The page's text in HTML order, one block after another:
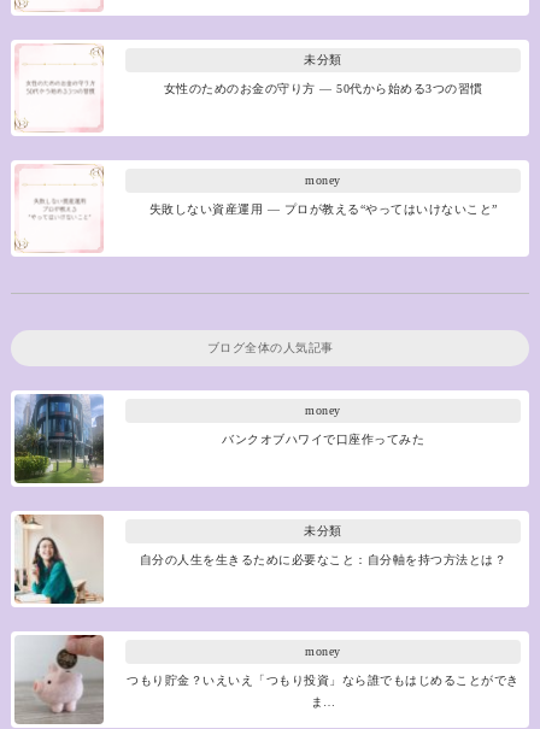
未分類
女性のためのお金の守り方 ― 50代から始める3つの習慣
money
失敗しない資産運用 ― プロが教える“やってはいけないこと”
ブログ全体の人気記事
money
バンクオブハワイで口座作ってみた
未分類
自分の人生を生きるために必要なこと：自分軸を持つ方法とは？
money
つもり貯金？いえいえ「つもり投資」なら誰でもはじめることができ
ま…